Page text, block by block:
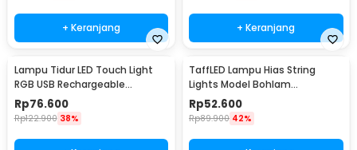
+ Keranjang + Keranjang
Lampu Tidur LED Touch Light
RGB USB Rechargeable
1500mAh 5V 3W - F8-1
Rp76.600
Rp122.900 38%
TaffLED Lampu Hias String
Lights Model Bohlam
Waterproof 20 LED 5M - PD039
Rp52.600
Rp89.900 42%